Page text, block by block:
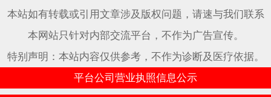
本站如有转载或引用文章涉及版权问题，请速与我们联系
本网站只针对内部交流平台，不作为广告宣传。
特别声明：本站内容仅供参考，不作为诊断及医疗依据。
平台公司营业执照信息公示